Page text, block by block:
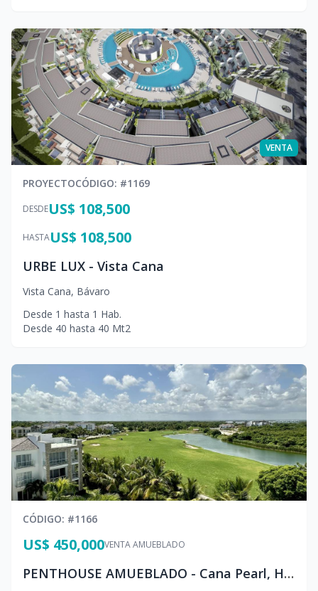
VENTA
PROYECTOCÓDIGO: #1169
DESDEUS$ 108,500
HASTAUS$ 108,500
URBE LUX - Vista Cana
Vista Cana, Bávaro
Desde 1 hasta 1 Hab.
Desde 40 hasta 40 Mt2
CÓDIGO: #1166
VENTA AMUEBLADO
US$ 450,000
PENTHOUSE AMUEBLADO - Cana Pearl, Hard Rock Café Punta Cana